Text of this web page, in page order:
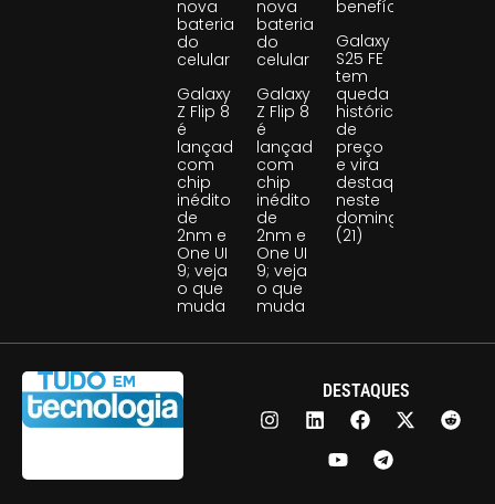
nova
bateria
do
celular
Galaxy
Z Flip 8
é
lançado
com
chip
inédito
de
2nm e
One UI
9; veja
o que
muda
nova
bateria
do
celular
Galaxy
Z Flip 8
é
lançado
com
chip
inédito
de
2nm e
One UI
9; veja
o que
muda
benefício
Galaxy
S25 FE
tem
queda
histórica
de
preço
e vira
destaque
neste
domingo
(21)
DESTAQUES